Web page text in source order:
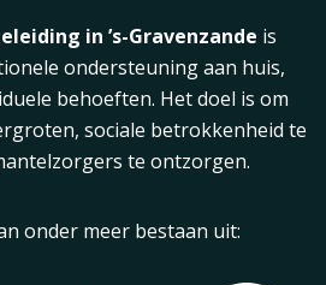
in ’s-Gravenzande is
ondersteuning aan huis,
behoeften. Het doel is om
sociale betrokkenheid te
te ontzorgen.
onder meer bestaan uit: